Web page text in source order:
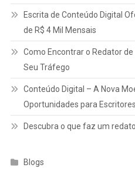
Escrita de Conteúdo Digital
de R$ 4 Mil Mensais
Como Encontrar o Redator
Seu Tráfego
Conteúdo Digital – A Nova
Oportunidades para Escritores
Descubra o que faz um
Blogs